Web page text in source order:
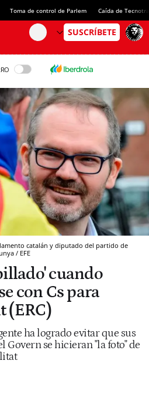
Toma de control de Parlem Caída de
catalán y diputado del partido de
/ EFE
cuando
con Cs para
(ERC)
ha logrado evitar que sus
Govern se hicieran "la foto" de